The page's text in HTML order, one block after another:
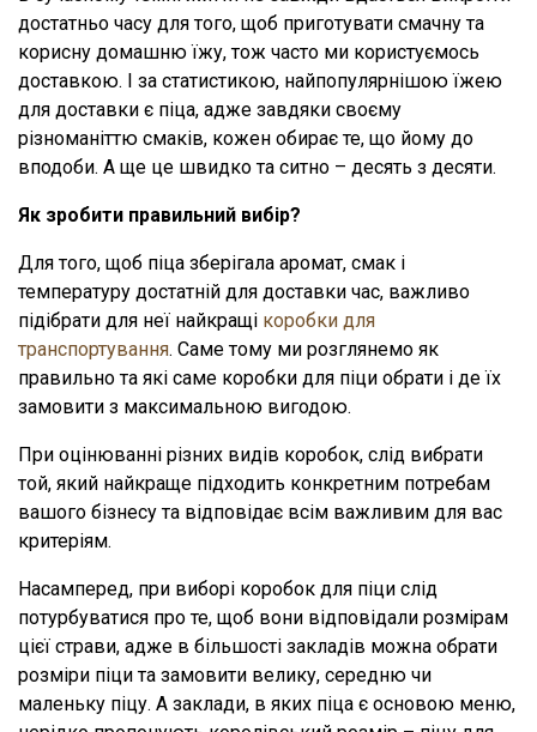
достатньо часу для того, щоб приготувати смачну та
корисну домашню їжу, тож часто ми користуємось
доставкою. І за статистикою, найпопулярнішою їжею
для доставки є піца, адже завдяки своєму
різноманіттю смаків, кожен обирає те, що йому до
вподоби. А ще це швидко та ситно – десять з десяти.
Як зробити правильний вибір?
Для того, щоб піца зберігала аромат, смак і
температуру достатній для доставки час, важливо
підібрати для неї найкращі коробки для
транспортування. Саме тому ми розглянемо як
правильно та які саме коробки для піци обрати і де їх
замовити з максимальною вигодою.
При оцінюванні різних видів коробок, слід вибрати
той, який найкраще підходить конкретним потребам
вашого бізнесу та відповідає всім важливим для вас
критеріям.
Насамперед, при виборі коробок для піци слід
потурбуватися про те, щоб вони відповідали розмірам
цієї страви, адже в більшості закладів можна обрати
розміри піци та замовити велику, середню чи
маленьку піцу. А заклади, в яких піца є основою меню,